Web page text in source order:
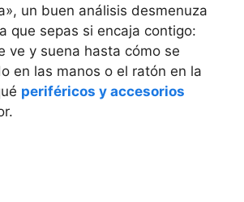
un buen análisis desmenuza
que sepas si encaja contigo:
ve y suena hasta cómo se
en las manos o el ratón en la
periféricos y accesorios